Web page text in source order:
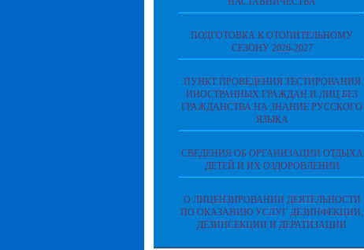
ПОДГОТОВКА К ОТОПИТЕЛЬНОМУ
СЕЗОНУ 2026-2027
ПУНКТ ПРОВЕДЕНИЯ ТЕСТИРОВАНИЯ
ИНОСТРАННЫХ ГРАЖДАН И ЛИЦ БЕЗ
ГРАЖДАНСТВА НА ЗНАНИЕ РУССКОГО
ЯЗЫКА
СВЕДЕНИЯ ОБ ОРГАНИЗАЦИИ ОТДЫХА
ДЕТЕЙ И ИХ ОЗДОРОВЛЕНИИ
О ЛИЦЕНЗИРОВАНИИ ДЕЯТЕЛЬНОСТИ
ПО ОКАЗАНИЮ УСЛУГ ДЕЗИНФЕКЦИИ,
ДЕЗИНСЕКЦИИ И ДЕРАТИЗАЦИИ